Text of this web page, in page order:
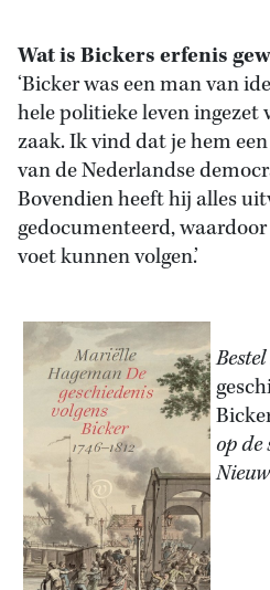
Wat is Bickers erfenis
‘Bicker was een man van
hele politieke leven ingezet
zaak. Ik vind dat je hem
van de Nederlandse
Bovendien heeft hij alles
gedocumenteerd,
voet kunnen volgen.’
op de